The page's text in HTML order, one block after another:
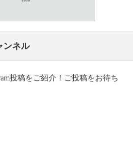
Video
ンネル
投稿をご紹介！ご投稿をお待ち